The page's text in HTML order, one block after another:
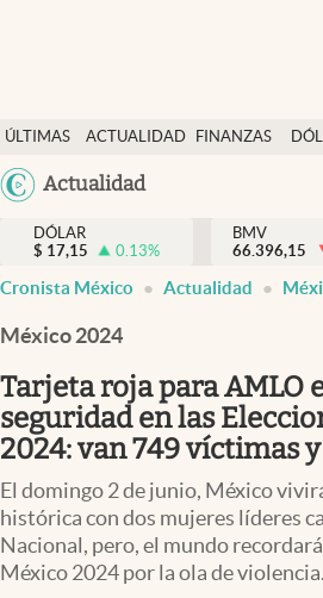
ÚLTIMAS
NOTICIAS
ACTUALIDAD
FINANZAS
Actualidad
Actualidad
Finanzas y economía
Dólar y mercados
Pc y celular
Vida y estilo
Tv
Clima
DÓLAR
$ 17,15 0.13%
BMV
66.396,15
Cronista México Actualidad
México 2024
Tarjeta roja para AMLO
seguridad en las
2024: van 749 víctimas
El domingo 2 de junio, México
histórica con dos mujeres líderes
Nacional, pero, el mundo
México 2024 por la ola de violencia.